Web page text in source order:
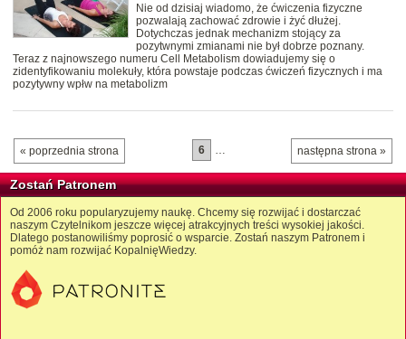
Nie od dzisiaj wiadomo, że ćwiczenia fizyczne
pozwalają zachować zdrowie i żyć dłużej.
Dotychczas jednak mechanizm stojący za
pozytwnymi zmianami nie był dobrze poznany.
Teraz z najnowszego numeru Cell Metabolism dowiadujemy się o
zidentyfikowaniu molekuły, która powstaje podczas ćwiczeń fizycznych i ma
pozytywny wpłw na metabolizm
« poprzednia strona następna strona »
6
Zostań Patronem
Od 2006 roku popularyzujemy naukę. Chcemy się rozwijać i dostarczać
naszym Czytelnikom jeszcze więcej atrakcyjnych treści wysokiej jakości.
Dlatego postanowiliśmy poprosić o wsparcie. Zostań naszym Patronem i
pomóż nam rozwijać KopalnięWiedzy.